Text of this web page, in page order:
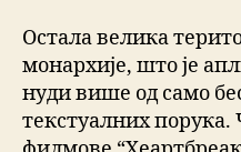
Остала велика
монархије, што је
нуди више од само
текстуалних